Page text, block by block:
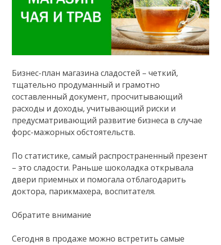
Бизнес-план магазина сладостей – четкий,
тщательно продуманный и грамотно
составленный документ, просчитывающий
расходы и доходы, учитывающий риски и
предусматривающий развитие бизнеса в случае
форс-мажорных обстоятельств.
По статистике, самый распространенный презент
– это сладости. Раньше шоколадка открывала
двери приемных и помогала отблагодарить
доктора, парикмахера, воспитателя.
Обратите внимание
Сегодня в продаже можно встретить самые